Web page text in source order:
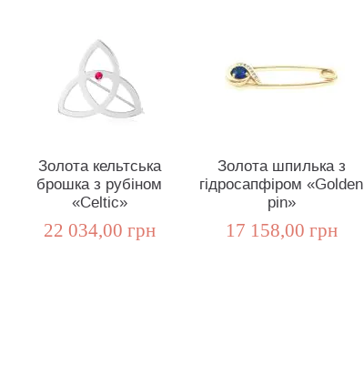
Золота кельтська
брошка з рубіном
«Celtic»
22 034,00 грн
Золота шпилька з
гідросапфіром «Golden
pin»
17 158,00 грн